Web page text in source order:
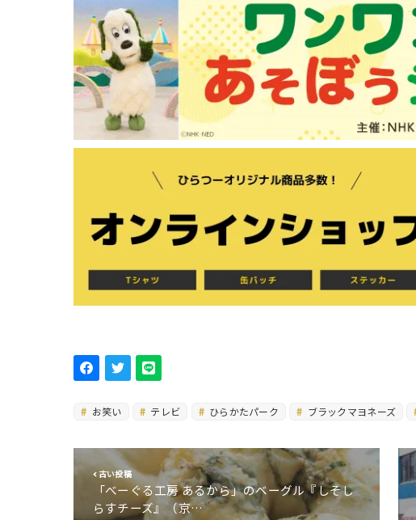
お笑い テレビ ひらかたパーク ブラックマヨネーズ
古い投稿
「べーぐる工房 あるから」のベーグル『しそし
らすチーズ』（京…